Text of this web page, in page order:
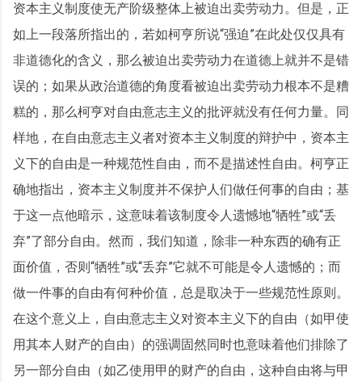
资本主义制度使无产阶级整体上被迫出卖劳动力。但是，正
如上一段落所指出的，若如柯亨所说“强迫”在此处仅仅具有
非道德化的含义，那么被迫出卖劳动力在道德上就并不是错
误的；如果从政治道德的角度看被迫出卖劳动力根本不是糟
糕的，那么柯亨对自由意志主义的批评就没有任何力量。同
样地，在自由意志主义者对资本主义制度的辩护中，资本主
义下的自由是一种规范性自由，而不是描述性自由。柯亨正
确地指出，资本主义制度并不保护人们做任何事的自由；基
于这一点他暗示，这意味着该制度令人遗憾地“牺牲”或“丢
弃”了部分自由。然而，我们知道，除非一种东西的确有正
面价值，否则“牺牲”或“丢弃”它就不可能是令人遗憾的；而
做一件事的自由有何种价值，总是取决于一些规范性原则。
在这个意义上，自由意志主义对资本主义下的自由（如甲使
用其本人财产的自由）的强调固然同时也意味着他们排除了
另一部分自由（如乙使用甲的财产的自由，这种自由将与甲